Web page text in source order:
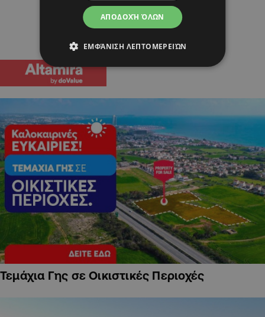
Τεμάχια Γης σε Οικιστικές Περιοχές
ΑΠΟΔΟΧΉ ΌΛΩΝ
ΕΜΦΆΝΙΣΗ ΛΕΠΤΟΜΕΡΕΙΏΝ